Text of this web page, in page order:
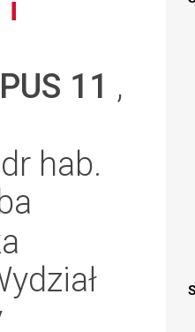
i
11 ,
hab.